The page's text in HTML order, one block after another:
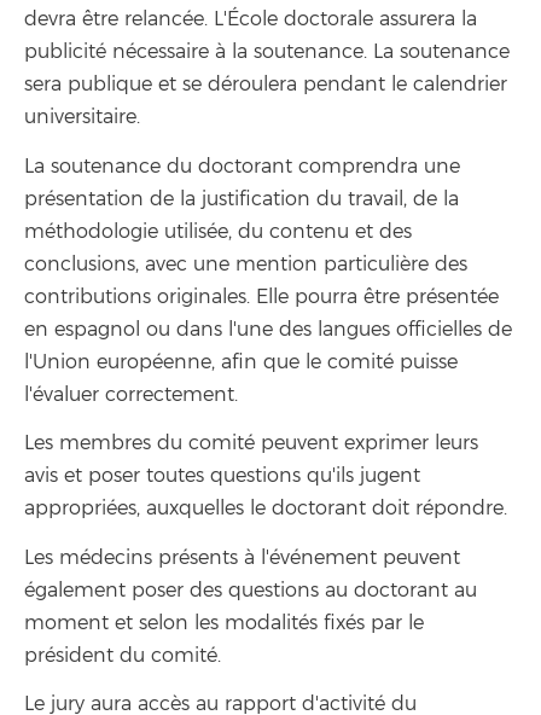
devra être relancée. L'École doctorale assurera la
publicité nécessaire à la soutenance. La soutenance
sera publique et se déroulera pendant le calendrier
universitaire.
La soutenance du doctorant comprendra une
présentation de la justification du travail, de la
méthodologie utilisée, du contenu et des
conclusions, avec une mention particulière des
contributions originales. Elle pourra être présentée
en espagnol ou dans l'une des langues officielles de
l'Union européenne, afin que le comité puisse
l'évaluer correctement.
Les membres du comité peuvent exprimer leurs
avis et poser toutes questions qu'ils jugent
appropriées, auxquelles le doctorant doit répondre.
Les médecins présents à l'événement peuvent
également poser des questions au doctorant au
moment et selon les modalités fixés par le
président du comité.
Le jury aura accès au rapport d'activité du